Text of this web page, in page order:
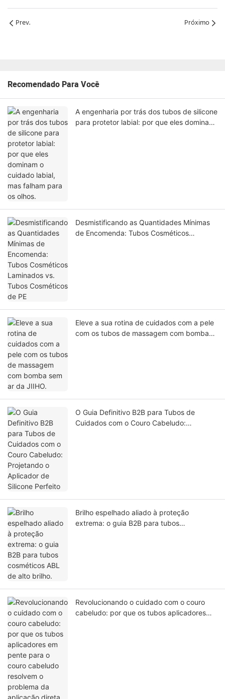
Prev. Próximo
Recomendado Para Você
A engenharia por trás dos tubos de silicone
para protetor labial: por que eles dominam
Desmistificando as Quantidades Mínimas
de Encomenda: Tubos Cosméticos
Eleve a sua rotina de cuidados com a pele
com os tubos de massagem com bomba
O Guia Definitivo B2B para Tubos de
Cuidados com o Couro Cabeludo:
Brilho espelhado aliado à proteção
extrema: o guia B2B para tubos
Revolucionando o cuidado com o couro
cabeludo: por que os tubos aplicadores